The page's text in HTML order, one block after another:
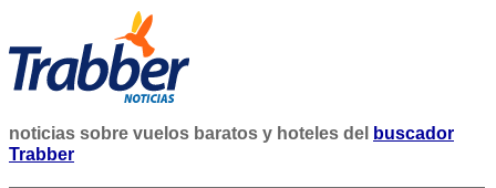
noticias sobre vuelos baratos y hoteles del
buscador
Trabber